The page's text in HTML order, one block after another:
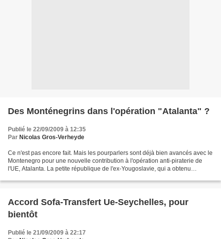
Des Monténegrins dans l'opération "Atalanta" ?
Publié le 22/09/2009 à 12:35
Par Nicolas Gros-Verheyde
Ce n'est pas encore fait. Mais les pourparlers sont déjà bien avancés avec le
Montenegro pour une nouvelle contribution à l'opération anti-piraterie de
l'UE, Atalanta. La petite république de l'ex-Yougoslavie, qui a obtenu
Accord Sofa-Transfert Ue-Seychelles, pour
bientôt
Publié le 21/09/2009 à 22:17